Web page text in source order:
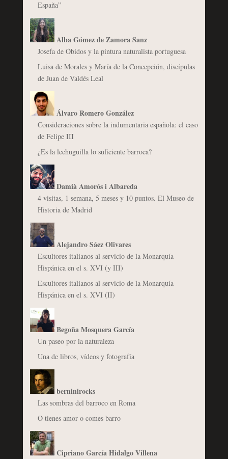
España”
Alba Gómez de Zamora Sanz
Josefa de Óbidos y la pintura naturalista portuguesa
Luisa de Morales y María de la Concepción, discípulas
de Juan de Valdés Leal
Álvaro Romero González
Consideraciones sobre la indumentaria española: el caso
de Felipe III
¿Es la lechuguilla lo suficiente barroca?
Damià Amorós i Albareda
4 visitas, 1 semana, 5 meses y 10 puntos. El Museo de
Historia de Madrid
Alejandro Sáez Olivares
Escultores italianos al servicio de la Monarquía
Hispánica en el s. XVI (y III)
Escultores italianos al servicio de la Monarquía
Hispánica en el s. XVI (II)
Begoña Mosquera García
Un paseo por la naturaleza
Una de libros, vídeos y fotografía
berninirocks
Las sombras del barroco en Roma
O tienes amor o comes barro
Cipriano García Hidalgo Villena